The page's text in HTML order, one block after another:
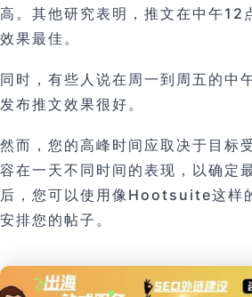
高。其他研究表明，推文在中午12
效果最佳。
同时，有些人说在周一到周五的中
发布推文效果很好。
然而，您的高峰时间应取决于目标
容在一天不同时间的表现，以确定
后，您可以使用像Hootsuite这样
安排您的帖子。